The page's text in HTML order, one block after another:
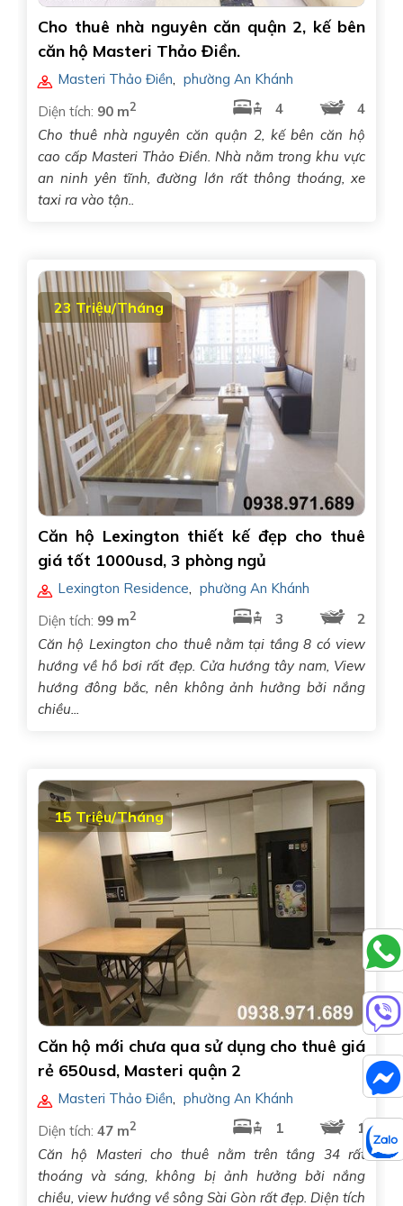
Cho thuê nhà nguyên căn quận 2, kế bên
căn hộ Masteri Thảo Điền.
Masteri Thảo Điền
phường An Khánh
Diện tích: 90 m2 4
4
Cho thuê nhà nguyên căn quận 2, kế bên căn hộ
cao cấp Masteri Thảo Điền. Nhà nằm trong khu vực
an ninh yên tĩnh, đường lớn rất thông thoáng, xe
taxi ra vào tận..
23 Triệu/Tháng
Căn hộ Lexington thiết kế đẹp cho thuê
giá tốt 1000usd, 3 phòng ngủ
Lexington Residence, phường An Khánh
Diện tích: 99 m2 3
2
Căn hộ Lexington cho thuê nằm tại tầng 8 có view
hướng về hồ bơi rất đẹp. Cửa hướng tây nam, View
hướng đông bắc, nên không ảnh hưởng bởi nắng
chiều...
15 Triệu/Tháng
Căn hộ mới chưa qua sử dụng cho thuê giá
rẻ 650usd, Masteri quận 2
Masteri Thảo Điền
phường An Khánh
Diện tích: 47 m2 1
1
Căn hộ Masteri cho thuê nằm trên tầng 34 rất
thoáng và sáng, không bị ảnh hưởng bởi nắng
chiều, view hướng về sông Sài Gòn rất đẹp. Diện tích